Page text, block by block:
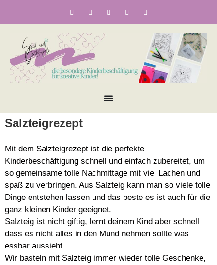
Salzteigrezept
Mit dem Salzteigrezept ist die perfekte
Kinderbeschäftigung schnell und einfach zubereitet, um
so gemeinsame tolle Nachmittage mit viel Lachen und
spaß zu verbringen. Aus Salzteig kann man so viele tolle
Dinge entstehen lassen und das beste es ist auch für die
ganz kleinen Kinder geeignet.
Salzteig ist nicht giftig, lernt deinem Kind aber schnell
dass es nicht alles in den Mund nehmen sollte was
essbar aussieht.
Wir basteln mit Salzteig immer wieder tolle Geschenke,